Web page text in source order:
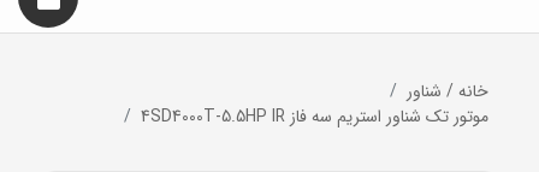
خانه/ شناور
موتور تک شناور استريم سه فاز 4SD4000T-5.5HP IR